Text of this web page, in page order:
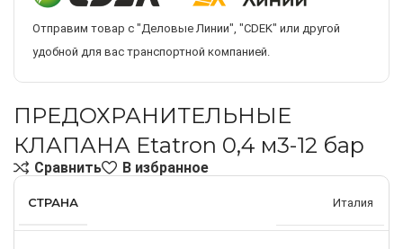
Отправим товар с "Деловые Линии", "CDEK" или другой
удобной для вас транспортной компанией.
ПРЕДОХРАНИТЕЛЬНЫЕ
КЛАПАНА Etatron 0,4 м3-12 бар
Сравнить В избранное
СТРАНА Италия